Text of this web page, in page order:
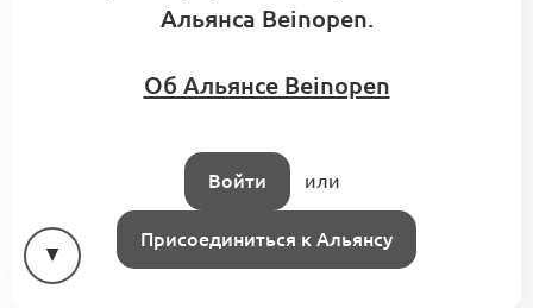
Лаборатория Альянса
Свод знаний по управлению
бизнес-процессами в индустрии моды
Альянса Beinopen.
Об Альянсе Beinopen
Войти или
Присоединиться к Альянсу